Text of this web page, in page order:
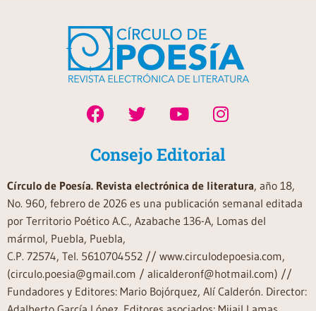
Consejo Editorial
Círculo de Poesía. Revista electrónica de literatura, año 18,
No. 960, febrero de 2026 es una publicación semanal editada
por Territorio Poético A.C., Azabache 136-A, Lomas del
mármol, Puebla, Puebla,
C.P. 72574, Tel. 5610704552 // www.circulodepoesia.com,
(circulo.poesia@gmail.com / alicalderonf@hotmail.com) //
Fundadores y Editores: Mario Bojórquez, Alí Calderón. Director: